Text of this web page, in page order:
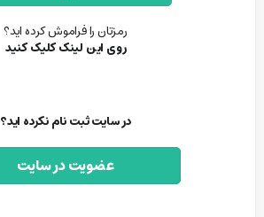
رمزتان را فراموش کرده اید؟
روی این لینک کلیک کنید
در سایت ثبت نام نکرده اید؟
عضویت در سایت